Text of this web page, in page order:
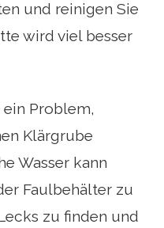
und reinigen Sie
wird viel besser
Problem,
Klärgrube
Wasser kann
Faulbehälter zu
zu finden und